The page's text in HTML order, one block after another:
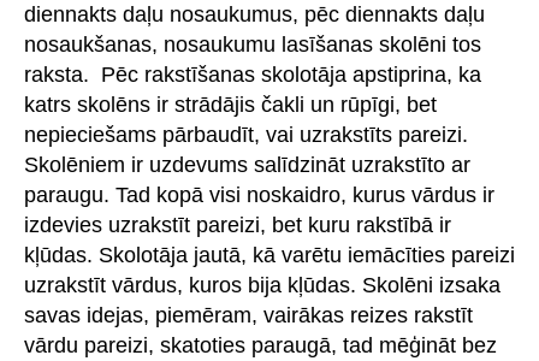
diennakts daļu nosaukumus, pēc diennakts daļu
nosaukšanas, nosaukumu lasīšanas skolēni tos
raksta. Pēc rakstīšanas skolotāja apstiprina, ka
katrs skolēns ir strādājis čakli un rūpīgi, bet
nepieciešams pārbaudīt, vai uzrakstīts pareizi.
Skolēniem ir uzdevums salīdzināt uzrakstīto ar
paraugu. Tad kopā visi noskaidro, kurus vārdus ir
izdevies uzrakstīt pareizi, bet kuru rakstībā ir
kļūdas. Skolotāja jautā, kā varētu iemācīties pareizi
uzrakstīt vārdus, kuros bija kļūdas. Skolēni izsaka
savas idejas, piemēram, vairākas reizes rakstīt
vārdu pareizi, skatoties paraugā, tad mēģināt bez